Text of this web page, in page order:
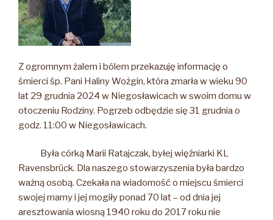
Pasikowską-
Dahlquist
ps
Zmarła
8
maja
2026
r.
Szwecji
w
wieku
prawie
107
Z ogromnym żalem i bólem przekazuję informację o
śmierci śp. Pani Haliny Wożgin, która zmarła w wieku 90
lat 29 grudnia 2024 w Niegosławicach w swoim domu w
otoczeniu Rodziny. Pogrzeb odbędzie się 31 grudnia o
godz. 11:00 w Niegosławicach.
Była córką Marii Ratajczak, byłej więźniarki KL
Ravensbrück. Dla naszego stowarzyszenia była bardzo
ważną osobą. Czekała na wiadomość o miejscu śmierci
swojej mamy i jej mogiły ponad 70 lat – od dnia jej
aresztowania wiosną 1940 roku do 2017 roku nie